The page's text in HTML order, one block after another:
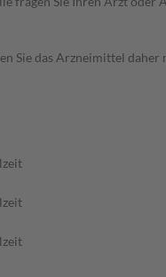
Sie das Arzneimittel daher